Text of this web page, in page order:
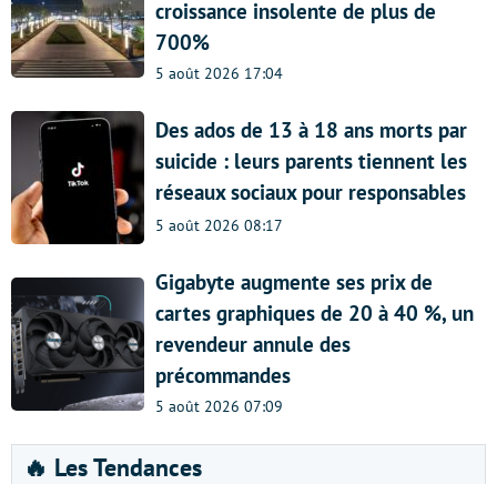
croissance insolente de plus de
700%
5 août 2026 17:04
Des ados de 13 à 18 ans morts par
suicide : leurs parents tiennent les
réseaux sociaux pour responsables
5 août 2026 08:17
Gigabyte augmente ses prix de
cartes graphiques de 20 à 40 %, un
revendeur annule des
précommandes
5 août 2026 07:09
🔥 Les Tendances